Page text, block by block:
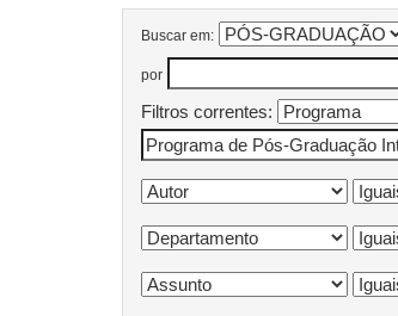
Buscar em:
por
Filtros correntes: